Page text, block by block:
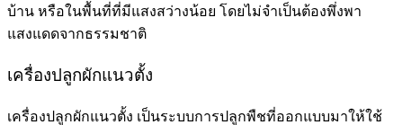
บ้าน หรือในพื้นที่ที่มีแสงสว่างน้อย โดยไม่จำเป็นต้องพึ่งพา
แสงแดดจากธรรมชาติ
เครื่องปลูกผักแนวตั้ง
เครื่องปลูกผักแนวตั้ง เป็นระบบการปลูกพืชที่ออกแบบมาให้ใช้